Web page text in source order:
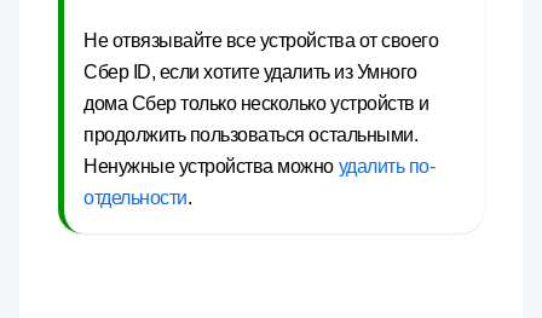
Не отвязывайте все устройства от своего
Сбер ID, если хотите удалить из Умного
дома Сбер только несколько устройств и
продолжить пользоваться остальными.
Ненужные устройства можно удалить по-
отдельности.